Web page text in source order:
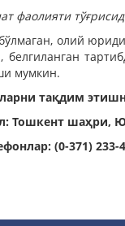
фаолияти
олий
мумкин.
тақдим
Тошкент шаҳри,
(0-371) 233-